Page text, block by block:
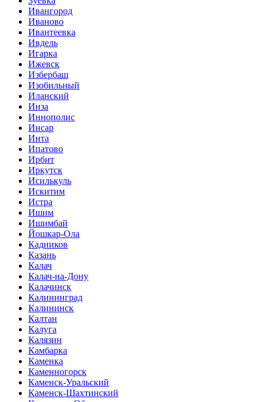
Ивангород
Иваново
Ивантеевка
Ивдель
Игарка
Ижевск
Избербаш
Изобильный
Иланский
Инза
Иннополис
Инсар
Инта
Ипатово
Ирбит
Иркутск
Исилькуль
Искитим
Истра
Ишим
Ишимбай
Йошкар-Ола
Кадников
Казань
Калач
Калач-на-Дону
Калачинск
Калининград
Калининск
Калтан
Калуга
Калязин
Камбарка
Каменка
Каменногорск
Каменск-Уральский
Каменск-Шахтинский